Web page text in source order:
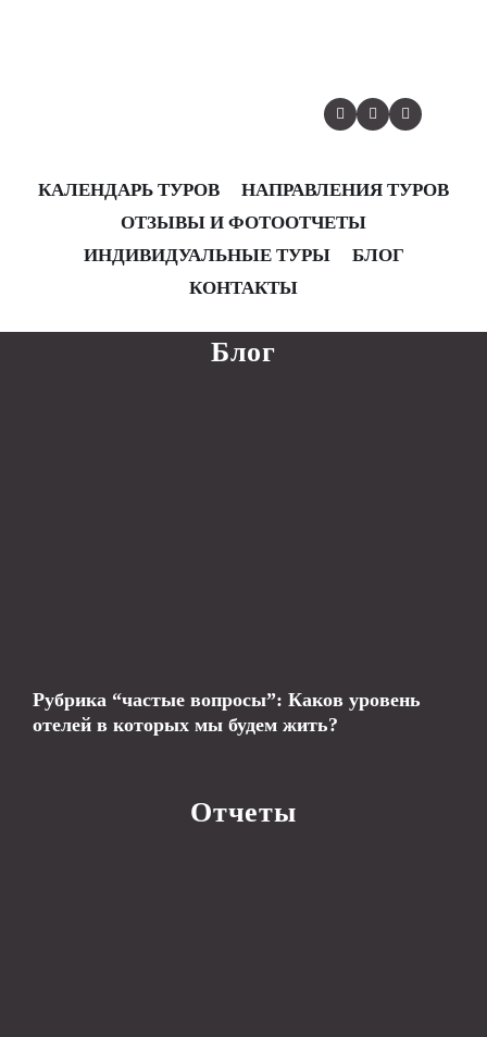
КАЛЕНДАРЬ ТУРОВ
НАПРАВЛЕНИЯ ТУРОВ
ОТЗЫВЫ И ФОТООТЧЕТЫ
ИНДИВИДУАЛЬНЫЕ ТУРЫ
БЛОГ
КОНТАКТЫ
НАПРАВЛЕНИЯ ТУРОВ
ИНДИВИДУАЛЬНЫЕ ТУРЫ БЛОГ
КОНТАКТЫ
Блог
Рубрика “частые вопросы”: Каков уровень
отелей в которых мы будем жить?
Отчеты